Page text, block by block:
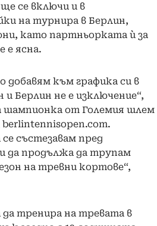
се включи и в
на турнира в Берлин,
като партньорката ѝ за
е ясна.
добавям към графика си в
Берлин не е изключение“,
шампионка от Големия шлем
berlintennisopen.com.
състезавам пред
да продължа да трупам
на тревни кортове“,
тренира на тревата в